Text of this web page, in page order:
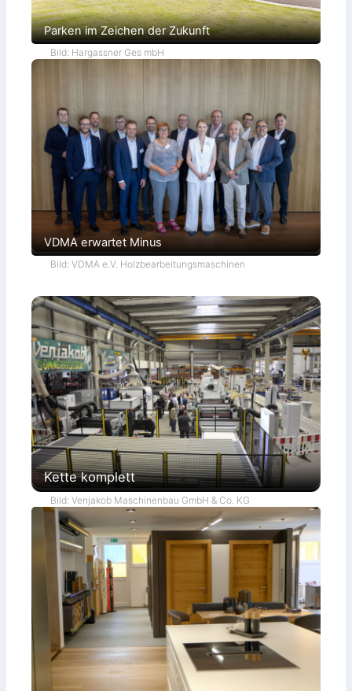
Parken im Zeichen der Zukunft
Bild: Hargassner Ges mbH
VDMA erwartet Minus
Bild: VDMA e.V. Holzbearbeitungsmaschinen
Kette komplett
Bild: Venjakob Maschinenbau GmbH & Co. KG